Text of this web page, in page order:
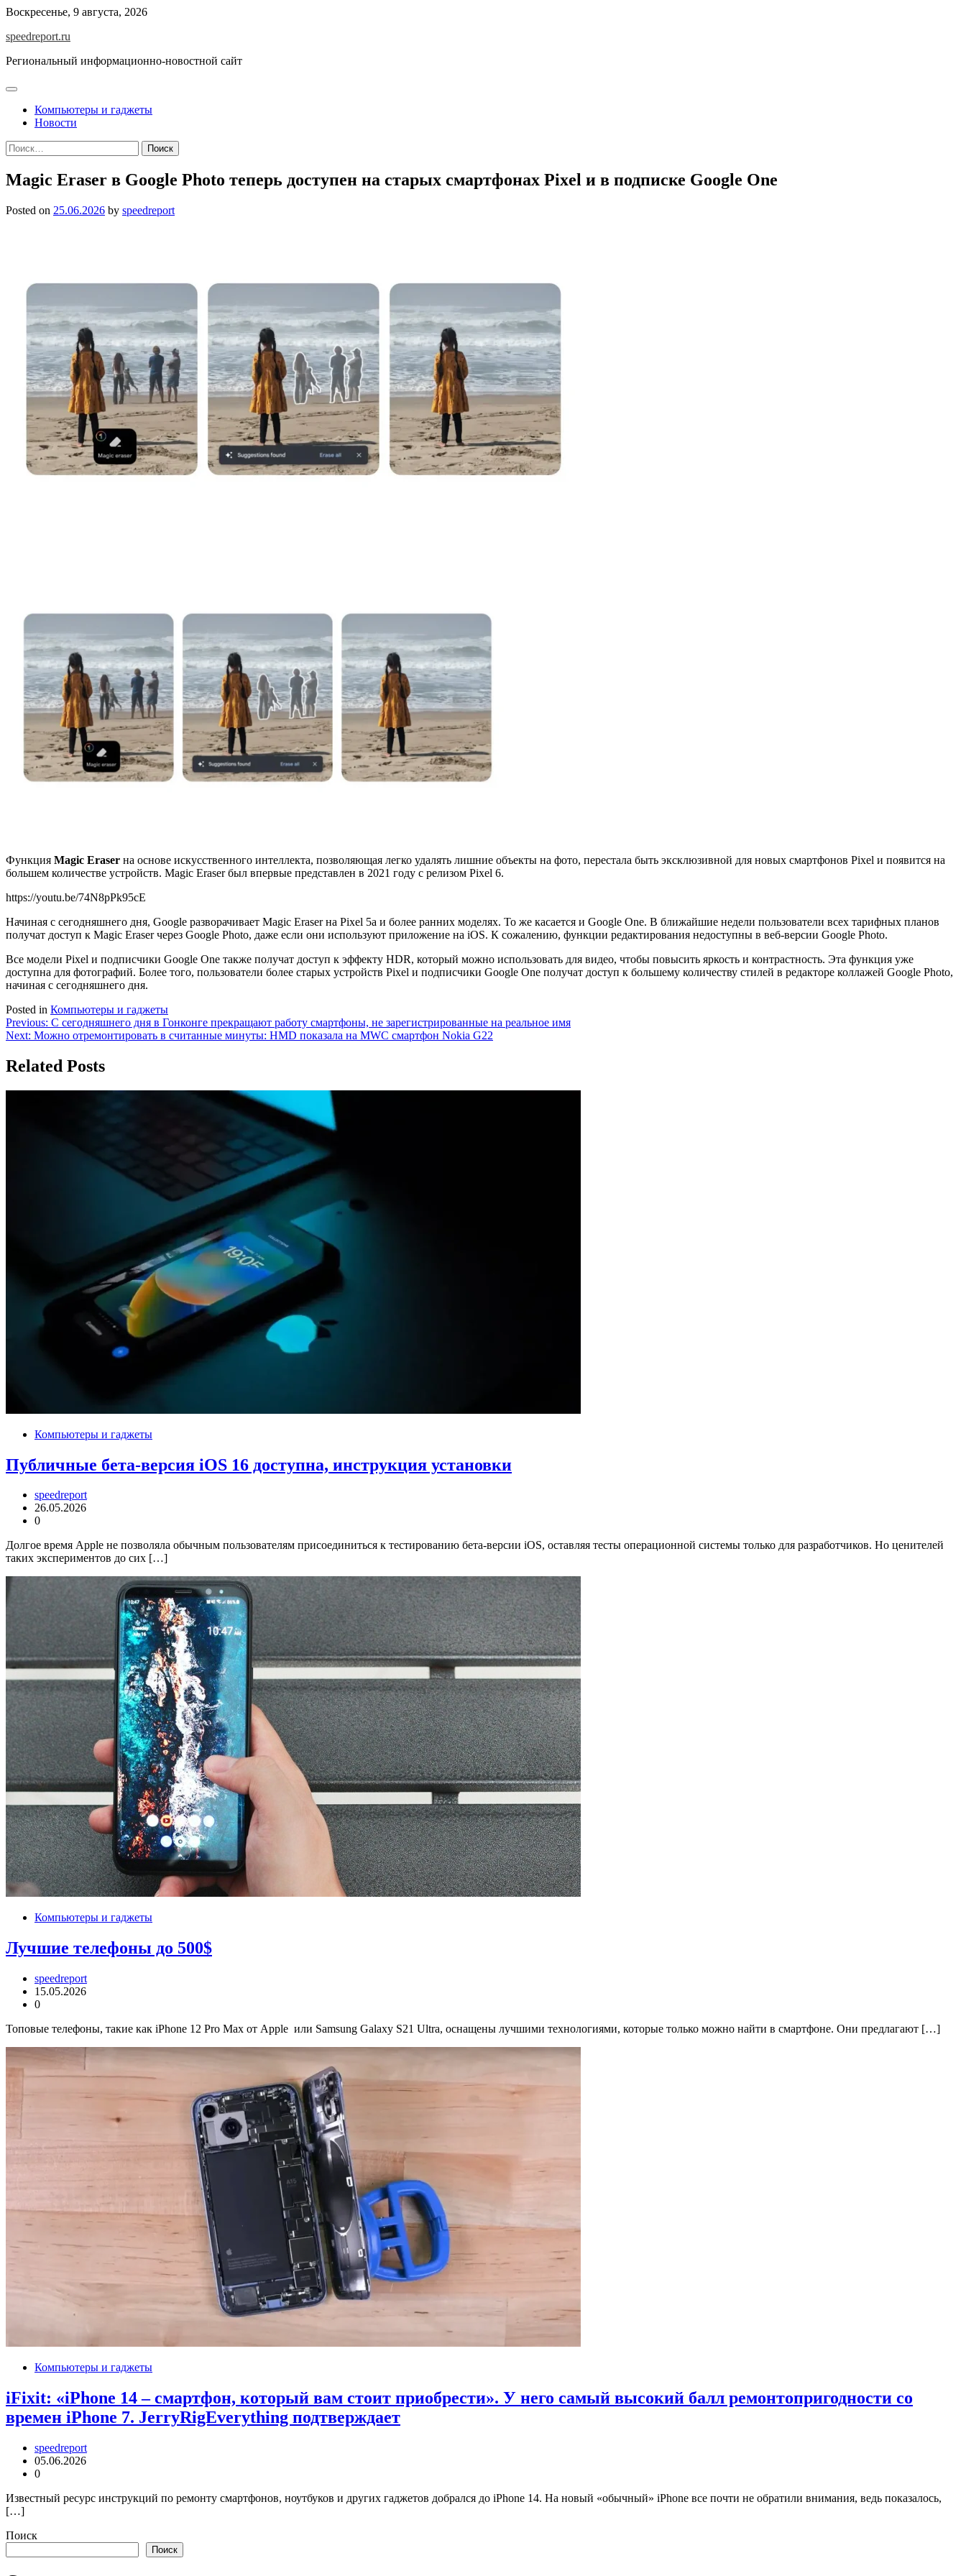
Skip
content
Воскресенье, 9 августа, 2026
speedreport.ru
Региональный информационно-новостной сайт
Компьютеры и гаджеты
Новости
Найти:
Magic Eraser в Google Photo теперь доступен на старых смартфонах Pixel и в подписке Google One
Posted on 25.06.2026 by speedreport
Функция Magic Eraser на основе искусственного интеллекта, позволяющая легко удалять лишние объекты на фото, перестала быть эксклюзивной для новых смартфонов Pixel и появится на
большем количестве устройств. Magic Eraser был впервые представлен в 2021 году с релизом Pixel 6.
https://youtu.be/74N8pPk95cE
Начиная с сегодняшнего дня, Google разворачивает Magic Eraser на Pixel 5a и более ранних моделях. То же касается и Google One. В ближайшие недели пользователи всех тарифных планов
получат доступ к Magic Eraser через Google Photo, даже если они используют приложение на iOS. К сожалению, функции редактирования недоступны в веб-версии Google Photo.
Все модели Pixel и подписчики Google One также получат доступ к эффекту HDR, который можно использовать для видео, чтобы повысить яркость и контрастность. Эта функция уже
доступна для фотографий. Более того, пользователи более старых устройств Pixel и подписчики Google One получат доступ к большему количеству стилей в редакторе коллажей Google Photo,
начиная с сегодняшнего дня.
Posted in Компьютеры и гаджеты
Навигация
по
записям
Previous: С сегодняшнего дня в Гонконге прекращают работу смартфоны, не зарегистрированные на реальное имя
Next: Можно отремонтировать в считанные минуты: HMD показала на MWC смартфон Nokia G22
Related Posts
Компьютеры и гаджеты
Публичные бета-версия iOS 16 доступна, инструкция установки
speedreport
26.05.2026
0
Долгое время Apple не позволяла обычным пользователям присоединиться к тестированию бета-версии iOS, оставляя тесты операционной системы только для разработчиков. Но ценителей
таких экспериментов до сих […]
Компьютеры и гаджеты
Лучшие телефоны до 500$
speedreport
15.05.2026
0
Топовые телефоны, такие как iPhone 12 Pro Max от Apple или Samsung Galaxy S21 Ultra, оснащены лучшими технологиями, которые только можно найти в смартфоне. Они предлагают […]
Компьютеры и гаджеты
iFixit: «iPhone 14 – смартфон, который вам стоит приобрести». У него самый высокий балл ремонтопригодности со
времен iPhone 7. JerryRigEverything подтверждает
speedreport
05.06.2026
0
Известный ресурс инструкций по ремонту смартфонов, ноутбуков и других гаджетов добрался до iPhone 14. На новый «обычный» iPhone все почти не обратили внимания, ведь показалось,
[…]
Поиск
Поиск